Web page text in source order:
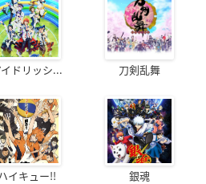
ドリッシ... 刀剣乱舞
イキュー!! 銀魂